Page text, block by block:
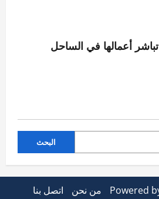
أعمالها في الساحل
البحث
Powered من نحن اتصل بنا